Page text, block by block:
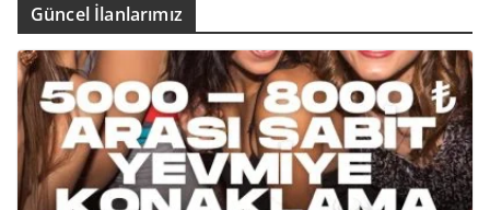
Güncel İlanlarımız